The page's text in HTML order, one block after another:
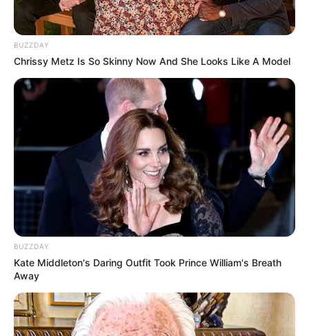
BUZZDAY
Chrissy Metz Is So Skinny Now And She Looks Like A Model
BUZZDAY
Kate Middleton's Daring Outfit Took Prince William's Breath
Away